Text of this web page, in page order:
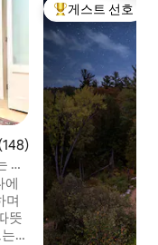
5점(5점 만점), 후기 148
뉴
에
뜻
상위 게스트 선호
게스트 선호